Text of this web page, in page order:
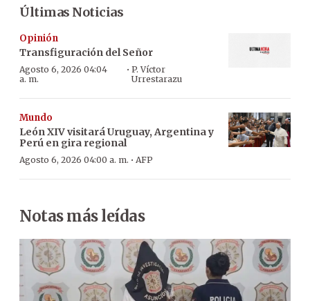
Últimas Noticias
Opinión
Transfiguración del Señor
Agosto 6, 2026 04:04
a. m.
· P. Víctor
Urrestarazu
Mundo
León XIV visitará Uruguay, Argentina y
Perú en gira regional
Agosto 6, 2026 04:00 a. m. · AFP
Notas más leídas